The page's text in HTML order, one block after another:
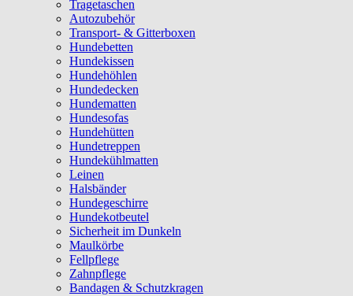
Tragetaschen
Autozubehör
Transport- & Gitterboxen
Hundebetten
Hundekissen
Hundehöhlen
Hundedecken
Hundematten
Hundesofas
Hundehütten
Hundetreppen
Hundekühlmatten
Leinen
Halsbänder
Hundegeschirre
Hundekotbeutel
Sicherheit im Dunkeln
Maulkörbe
Fellpflege
Zahnpflege
Bandagen & Schutzkragen